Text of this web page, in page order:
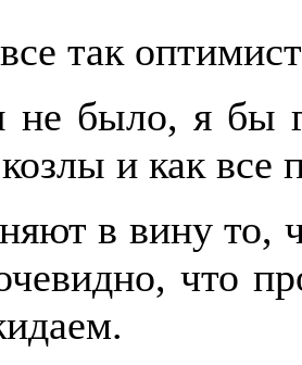
так
было, я бы
и как все
в вину то,
что